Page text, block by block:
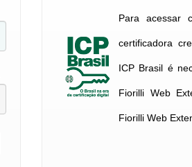
Para acessar
certificadora
ICP Brasil é
Fiorilli Web
Fiorilli Web